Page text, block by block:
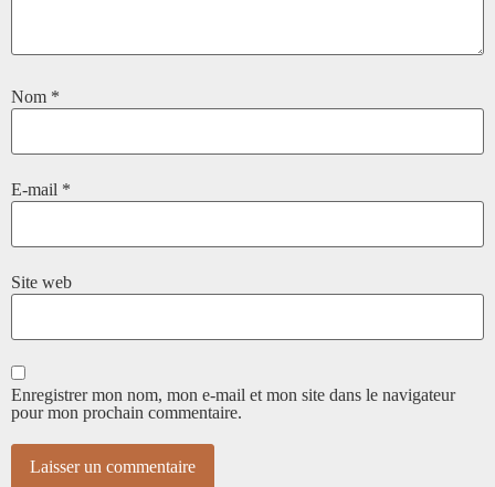
Nom *
E-mail *
Site web
Enregistrer mon nom, mon e-mail et mon site dans le navigateur
pour mon prochain commentaire.